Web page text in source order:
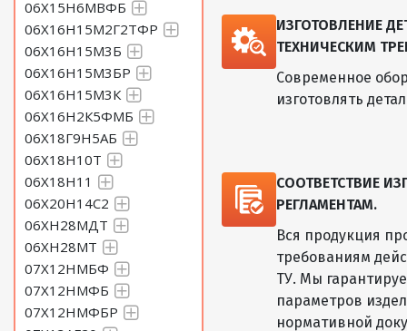
06Х15Н6МВФБ
06Х16Н15М2Г2ТФР
06Х16Н15М3Б
06Х16Н15М3БР
06Х16Н15М3К
06Х16Н2К5ФМБ
06Х18Г9Н5АБ
06Х18Н10Т
06Х18Н11
06Х20Н14С2
06ХН28МДТ
06ХН28МТ
07Х12НМБФ
07Х12НМФБ
07Х12НМФБР
ИЗГОТОВЛЕНИЕ
ТЕХНИЧЕСКИМ
Современное
изготовлять
СООТВЕТСТВИЕ
РЕГЛАМЕНТАМ.
Вся продукция
требованиям
ТУ. Мы
параметров
нормативной